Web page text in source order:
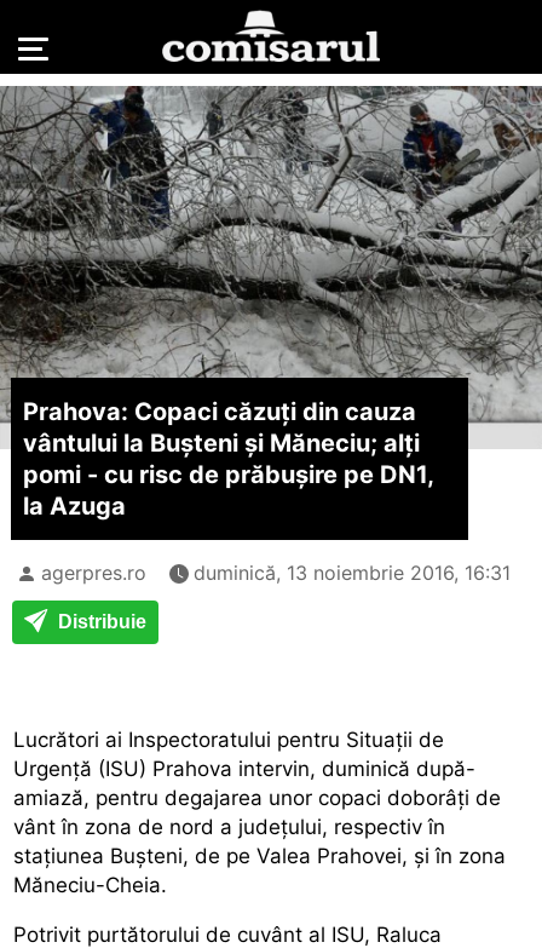
Prahova: Copaci căzuți din cauza
vântului la Bușteni și Măneciu; alți
pomi - cu risc de prăbușire pe DN1,
la Azuga
agerpres.ro duminică, 13 noiembrie 2016, 16:31
Distribuie
Lucrători ai Inspectoratului pentru Situații de
Urgență (ISU) Prahova intervin, duminică după-
amiază, pentru degajarea unor copaci doborâți de
vânt în zona de nord a județului, respectiv în
stațiunea Bușteni, de pe Valea Prahovei, și în zona
Măneciu-Cheia.
Potrivit purtătorului de cuvânt al ISU, Raluca